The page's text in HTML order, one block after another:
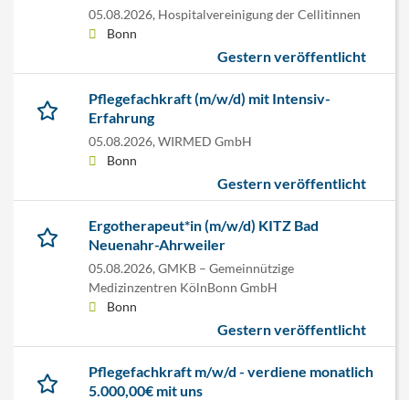
05.08.2026, Hospitalvereinigung der Cellitinnen
Bonn
Gestern veröffentlicht
Pflegefachkraft (m/w/d) mit Intensiv-
Erfahrung
05.08.2026, WIRMED GmbH
Bonn
Gestern veröffentlicht
Ergotherapeut*in (m/w/d) KITZ Bad
Neuenahr-Ahrweiler
05.08.2026, GMKB – Gemeinnützige
Medizinzentren KölnBonn GmbH
Bonn
Gestern veröffentlicht
Pflegefachkraft m/w/d - verdiene monatlich
5.000,00€ mit uns